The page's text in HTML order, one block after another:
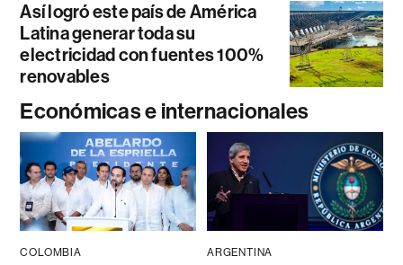
Así logró este país de América
Latina generar toda su
electricidad con fuentes 100%
renovables
Económicas e internacionales
COLOMBIA ARGENTINA